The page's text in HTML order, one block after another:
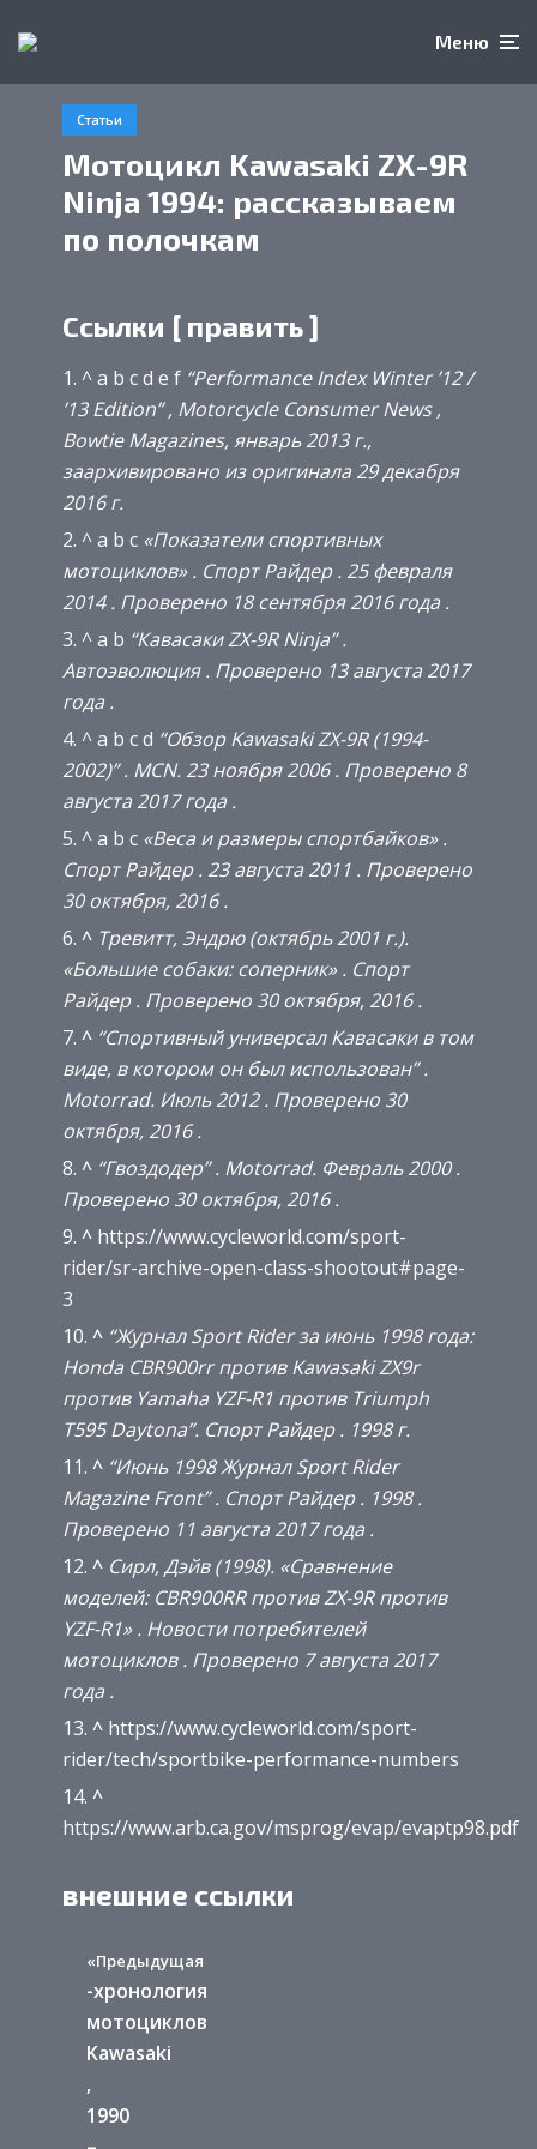
Меню
Статьи
Мотоцикл Kawasaki ZX-9R
Ninja 1994: рассказываем
по полочкам
Ссылки [ править ]
^ a b c d e f “Performance Index Winter ’12 /
’13 Edition” , Motorcycle Consumer News,
Bowtie Magazines, январь 2013 г.,
заархивировано из оригинала 29 декабря
2016 г.
^ a b c «Показатели спортивных
мотоциклов». Спорт Райдер. 25 февраля
2014. Проверено 18 сентября2016 года .
^ a b “Кавасаки ZX-9R Ninja”.
Автоэволюция. Проверено 13 августа 2017
года .
^ a b c d “Обзор Kawasaki ZX-9R (1994-
2002)”. MCN. 23 ноября 2006. Проверено 8
августа 2017 года .
^ a b c «Веса и размеры спортбайков».
Спорт Райдер. 23 августа 2011 . Проверено
30 октября, 2016.
^ Тревитт, Эндрю (октябрь 2001 г.).
«Большие собаки: соперник». Спорт
Райдер. Проверено 30 октября, 2016.
^ “Спортивный универсал Кавасаки в том
виде, в котором он был использован”.
Motorrad. Июль 2012. Проверено 30
октября, 2016.
^ “Гвоздодер”. Motorrad. Февраль 2000.
Проверено 30 октября, 2016.
^ https://www.cycleworld.com/sport-
rider/sr-archive-open-class-shootout#page-
3
^ “Журнал Sport Rider за июнь 1998 года:
Honda CBR900rr против Kawasaki ZX9r
против Yamaha YZF-R1 против Triumph
T595 Daytona”. Спорт Райдер. 1998 г.
^ “Июнь 1998 Журнал Sport Rider
Magazine Front”. Спорт Райдер. 1998.
Проверено 11 августа 2017 года .
^ Сирл, Дэйв (1998). «Сравнение
моделей: CBR900RR против ZX-9R против
YZF-R1». Новости потребителей
мотоциклов. Проверено 7 августа 2017
года .
^ https://www.cycleworld.com/sport-
rider/tech/sportbike-performance-numbers
^
https://www.arb.ca.gov/msprog/evap/evaptp98.pdf
внешние ссылки
«Предыдущая
-хронология
мотоциклов
Kawasaki
,
1990